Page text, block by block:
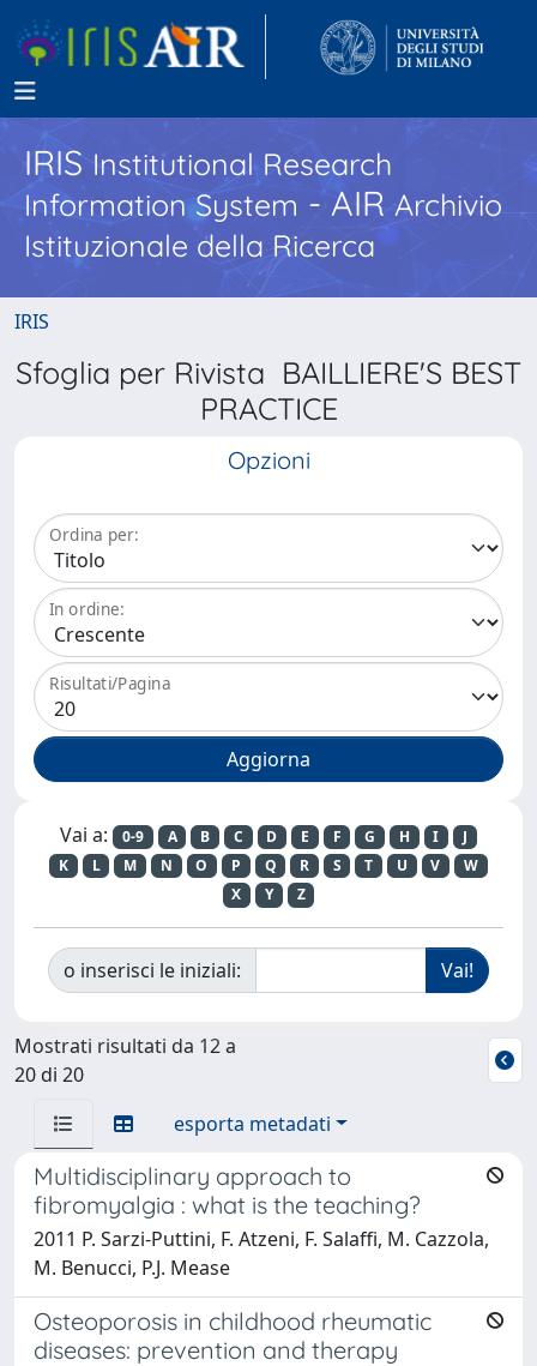
IRISInstitutional Research
Information System - AIR Archivio
Istituzionale della Ricerca
IRIS
Sfoglia per Rivista BAILLIERE'S BEST
PRACTICE
Opzioni
Ordina per:
In ordine:
Risultati/Pagina
Vai a: 0-9 A B C D E F G H I
J
K
L M N O P Q R S T U V
W
X
Y Z
o inserisci le iniziali:
Mostrati risultati da 12 a
20 di 20
esporta metadati
Multidisciplinary approach to
fibromyalgia : what is the teaching?
2011 P. Sarzi-Puttini, F. Atzeni, F. Salaffi, M. Cazzola,
M. Benucci, P.J. Mease
Osteoporosis in childhood rheumatic
diseases: prevention and therapy